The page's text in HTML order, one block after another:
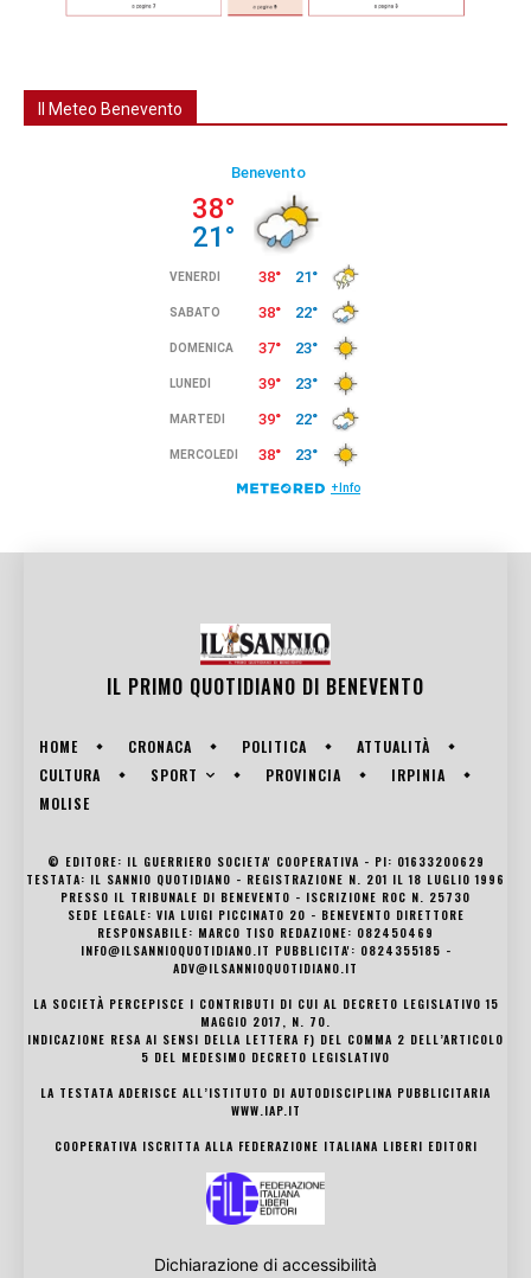
Il Meteo Benevento
IL PRIMO QUOTIDIANO DI BENEVENTO
HOME CRONACA POLITICA
ATTUALITÀ
CULTURA
SPORT PROVINCIA
IRPINIA
MOLISE
© EDITORE: IL GUERRIERO SOCIETA' COOPERATIVA - PI: 01633200629
TESTATA: IL SANNIO QUOTIDIANO - REGISTRAZIONE N. 201 IL 18 LUGLIO 1996
PRESSO IL TRIBUNALE DI BENEVENTO - ISCRIZIONE ROC N. 25730
SEDE LEGALE: VIA LUIGI PICCINATO 20 - BENEVENTO DIRETTORE
RESPONSABILE: MARCO TISO REDAZIONE: 082450469
INFO@ILSANNIOQUOTIDIANO.IT PUBBLICITA': 0824355185 -
ADV@ILSANNIOQUOTIDIANO.IT
LA SOCIETÀ PERCEPISCE I CONTRIBUTI DI CUI AL DECRETO LEGISLATIVO 15
MAGGIO 2017, N. 70.
INDICAZIONE RESA AI SENSI DELLA LETTERA F) DEL COMMA 2 DELL’ARTICOLO
5 DEL MEDESIMO DECRETO LEGISLATIVO
LA TESTATA ADERISCE ALL’ISTITUTO DI AUTODISCIPLINA PUBBLICITARIA
WWW.IAP.IT
COOPERATIVA ISCRITTA ALLA FEDERAZIONE ITALIANA LIBERI EDITORI
Dichiarazione di accessibilità